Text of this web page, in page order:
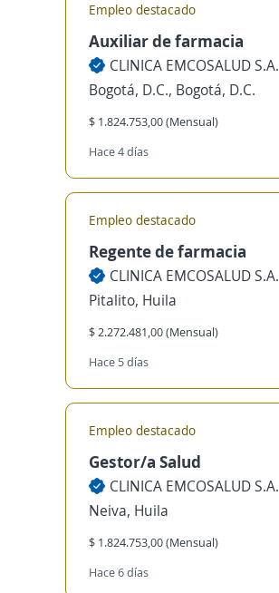
Empleo destacado
Auxiliar de farmacia
CLINICA EMCOSALUD S.A.
Bogotá, D.C., Bogotá, D.C.
$ 1.824.753,00 (Mensual)
Hace 4 días
Empleo destacado
Regente de farmacia
CLINICA EMCOSALUD S.A.
Pitalito, Huila
$ 2.272.481,00 (Mensual)
Hace 5 días
Empleo destacado
Gestor/a Salud
CLINICA EMCOSALUD S.A.
Neiva, Huila
$ 1.824.753,00 (Mensual)
Hace 6 días